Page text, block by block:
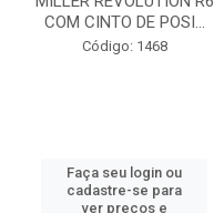
COM CINTO DE POSI...
Código: 1468
Faça seu login ou
cadastre-se para
ver preços e